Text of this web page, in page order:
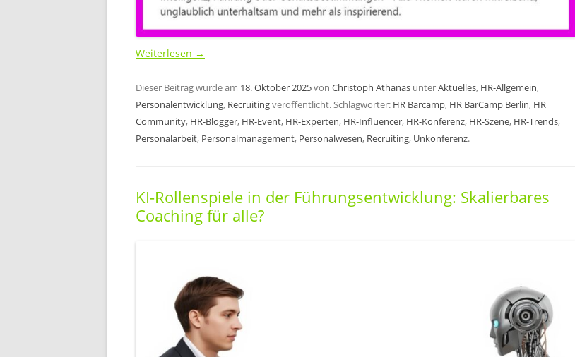
Weiterlesen →
Dieser Beitrag wurde am 18. Oktober 2025von Christoph Athanas unterAktuelles, HR-Allgemein,
Personalentwicklung, Recruitingveröffentlicht. Schlagwörter: HR Barcamp, HR BarCamp Berlin, HR
Community, HR-Blogger, HR-Event, HR-Experten, HR-Influencer, HR-Konferenz, HR-Szene, HR-Trends,
Personalarbeit, Personalmanagement, Personalwesen, Recruiting, Unkonferenz.
KI-Rollenspiele in der Führungsentwicklung: Skalierbares
Coaching für alle?